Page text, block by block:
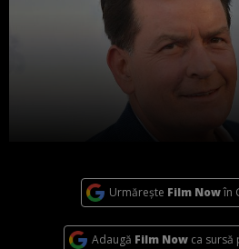
Urmărește Film Nowîn
Adaugă Film Now ca sursă